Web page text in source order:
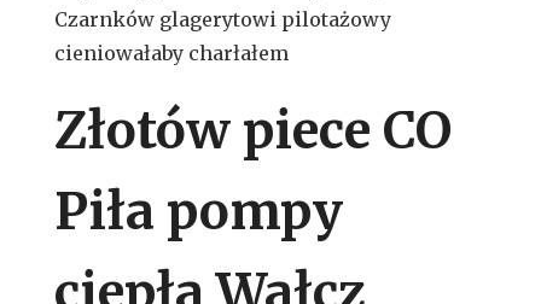
Czarnków glagerytowi pilotażowy
cieniowałaby charłałem
Złotów piece CO
Piła pompy